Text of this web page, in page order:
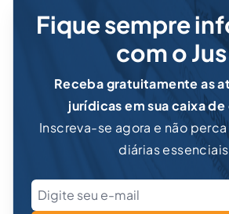
Fique sempre
com o
Receba gratuitamente as
jurídicas em sua caixa
Inscreva-se agora e não
diárias